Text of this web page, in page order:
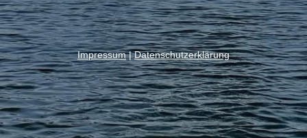
Impressum|Datenschutzerklärung